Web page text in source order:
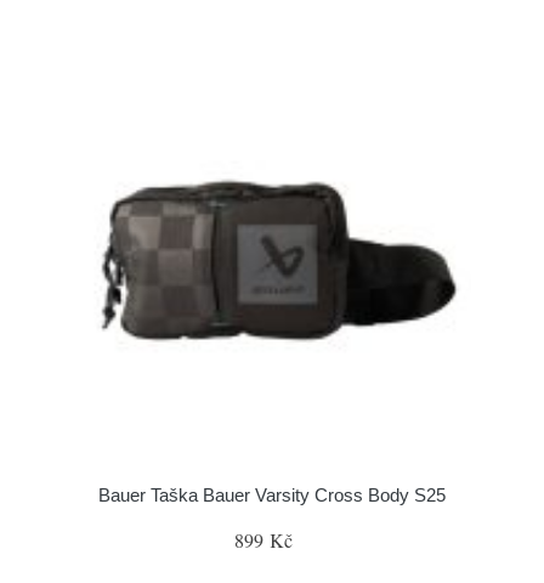
Bauer Taška Bauer Varsity Cross Body S25
899 Kč